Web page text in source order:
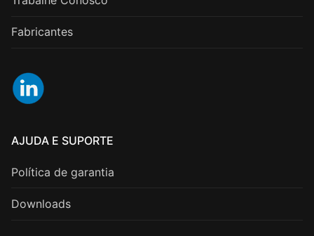
Fabricantes
AJUDA E SUPORTE
Política de garantia
Downloads